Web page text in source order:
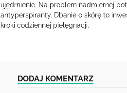
ujędrnienie. Na problem nadmiernej
antyperspiranty. Dbanie o skórę to
kroki codziennej pielęgnacji.
DODAJ KOMENTARZ